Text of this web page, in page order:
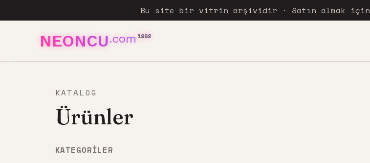
Bu site bir vitrin arşividir · Satın almak için
NEONCU.com 1962
KATALOG
Ürünler
KATEGORILER